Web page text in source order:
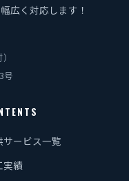
広く対応します！
号
サービス一覧
実績